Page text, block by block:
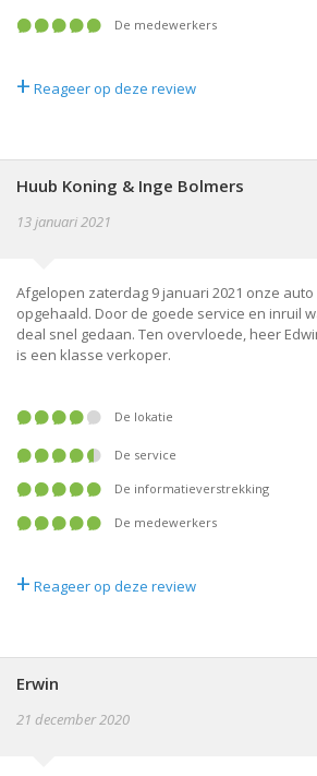
De medewerkers
+ Reageer op deze review
Huub Koning & Inge Bolmers
13 januari 2021
Afgelopen zaterdag 9 januari 2021 onze auto
opgehaald. Door de goede service en inruil
deal snel gedaan. Ten overvloede, heer
is een klasse verkoper.
De lokatie
De service
De informatieverstrekking
De medewerkers
+ Reageer op deze review
Erwin
21 december 2020